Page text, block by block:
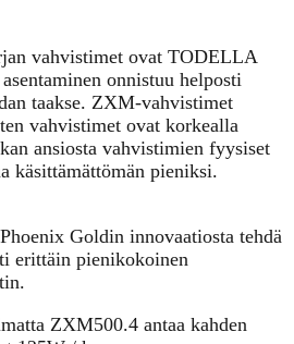
vahvistimet ovat TODELLA
onnistuu helposti
taakse. ZXM-vahvistimet
vahvistimet ovat korkealla
ansiosta vahvistimien fyysiset
käsittämättömän pieniksi.
Goldin innovaatiosta tehdä
erittäin pienikokoinen
ZXM500.4 antaa kahden